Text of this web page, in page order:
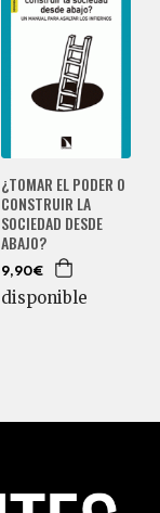
¿TOMAR EL PODER O
CONSTRUIR LA
SOCIEDAD DESDE
ABAJO?
9,90€
disponible